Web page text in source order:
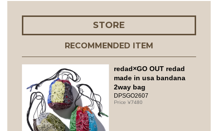
STORE
RECOMMENDED ITEM
redad×GO OUT redad
made in usa bandana
2way bag
DPSGO2607
7480